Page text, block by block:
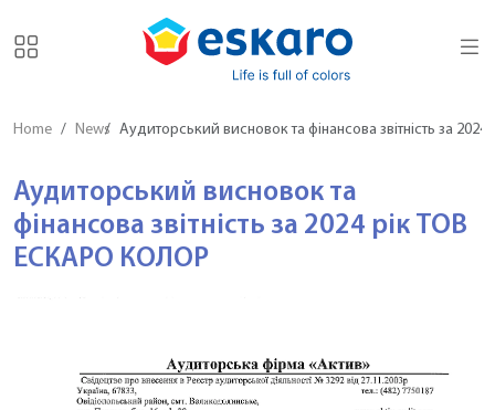
Home News Аудиторський висновок та фінансова звітність за
Аудиторський висновок та
фінансова звітність за 2024 рік ТОВ
ЕСКАРО КОЛОР